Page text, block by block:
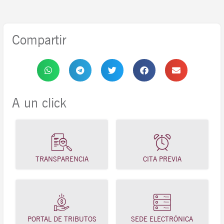
Compartir
A un click
TRANSPARENCIA CITA PREVIA
PORTAL DE TRIBUTOS SEDE ELECTRÓNICA